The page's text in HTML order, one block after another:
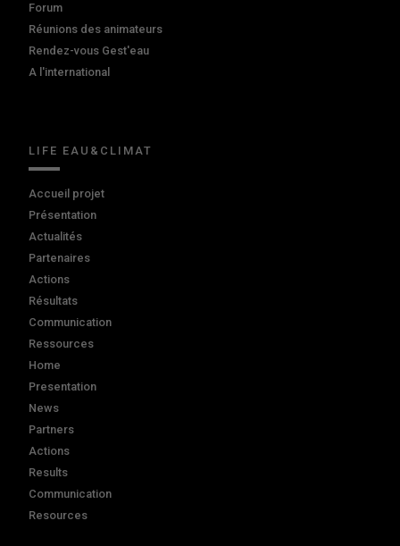
Forum
Réunions des animateurs
Rendez-vous Gest'eau
A l'international
LIFE EAU&CLIMAT
Accueil projet
Présentation
Actualités
Partenaires
Actions
Résultats
Communication
Ressources
Home
Presentation
News
Partners
Actions
Results
Communication
Resources